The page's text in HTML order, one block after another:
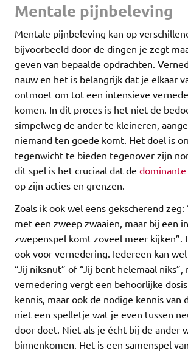
Mentale pijnbeleving
Mentale pijnbeleving kan op
bijvoorbeeld door de dingen je zegt
geven van bepaalde opdrachten.
nauw en het is belangrijk dat je elkaar
ontmoet om tot een intensieve
komen. In dit proces is het niet de
simpelweg de ander te kleineren,
niemand ten goede komt. Het doel is
tegenwicht te bieden tegenover zijn
dit spel is het cruciaal dat de
op zijn acties en grenzen.
Zoals ik ook wel eens gekscherend zeg:
met een zweep zwaaien, maar bij een
zwepenspel komt zoveel meer kijken”.
ook voor vernedering. Iedereen kan
“Jij niksnut” of “Jij bent helemaal
vernedering vergt een behoorlijke
kennis, maar ook de nodige kennis van
niet een spelletje wat je even tussen
door doet. Niet als je écht bij de ander
binnenkomen. Het is een samenspel